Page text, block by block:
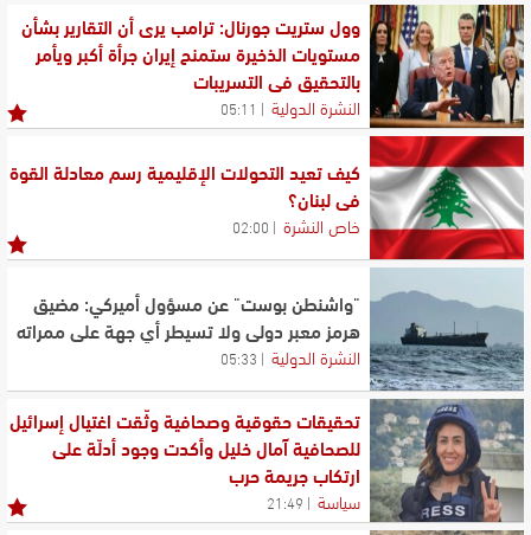
عون استقبل وفدًا من عشائر بعلبك- الهرمل: نحن إلى جانبكم
وسنعمل على معالجة مطالبكم
ناصر الدين من مستشفى الرَّيان في بعلبك: يجب رفع قيمة
موازنة وزارة الصحة لتأمين تغطية صحية شاملة
وول ستريت جورنال: ترامب يرى أن التقارير بشأن
مستويات الذخيرة ستمنح إيران جرأة أكبر ويأمر
بالتحقيق في التسريبات
النشرة الدولية 05:11
كيف تعيد التحولات الإقليمية رسم معادلة القوة
في لبنان؟
خاص النشرة 02:00
"واشنطن بوست" عن مسؤول أميركي: مضيق
هرمز معبر دولي ولا تسيطر أي جهة على ممراته
النشرة الدولية 05:33
تحقيقات حقوقية وصحافية وثّقت اغتيال إسرائيل
للصحافية آمال خليل وأكدت وجود أدلّة على
ارتكاب جريمة حرب
سياسة 21:49